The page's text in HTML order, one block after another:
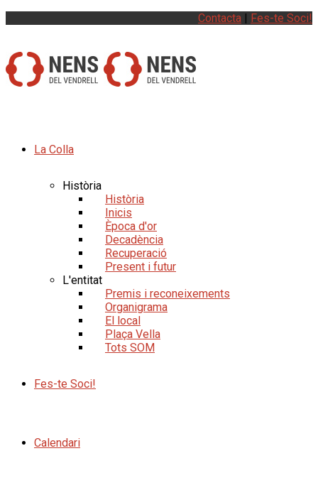
Contacta | Fes-te Soci!
La Colla
Història
Història
Inicis
Època d'or
Decadència
Recuperació
Present i futur
L'entitat
Premis i reconeixements
Organigrama
El local
Plaça Vella
Tots SOM
Fes-te Soci!
Calendari